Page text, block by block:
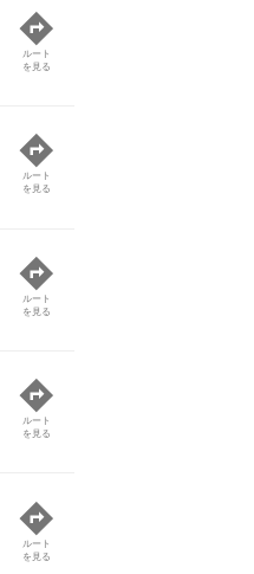
ルート
を見る
ルート
を見る
ルート
を見る
ルート
を見る
ルート
を見る